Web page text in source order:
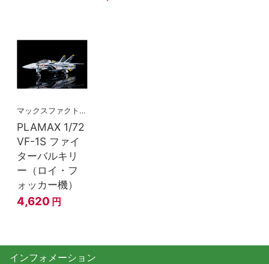
マックスファクトリー
PLAMAX 1/72
VF-1S ファイ
ターバルキリ
ー（ロイ・フ
ォッカー機）
4,620 円
インフォメーション